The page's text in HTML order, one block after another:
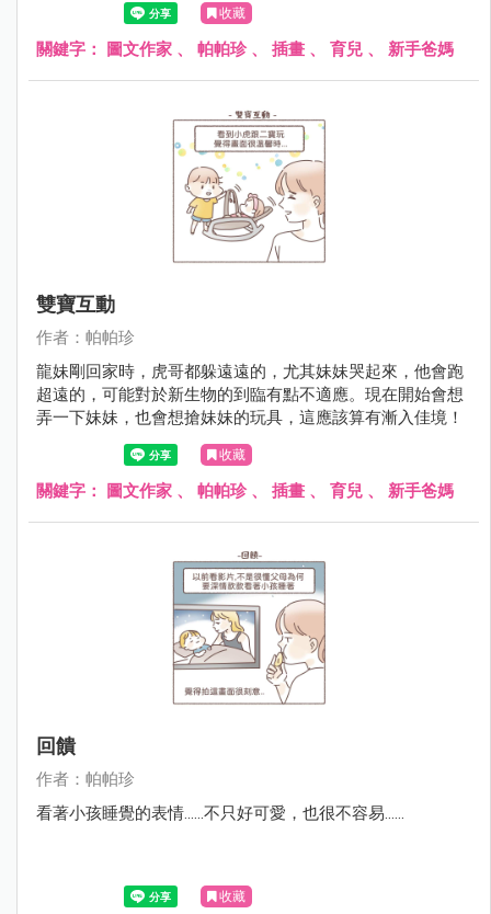
收藏
關鍵字： 圖文作家 、 帕帕珍、 插畫 、 育兒 、 新手爸媽
雙寶互動
作者：帕帕珍
龍妹剛回家時，虎哥都躲遠遠的，尤其妹妹哭起來，他會跑
超遠的，可能對於新生物的到臨有點不適應。現在開始會想
弄一下妹妹，也會想搶妹妹的玩具，這應該算有漸入佳境！
收藏
關鍵字： 圖文作家 、 帕帕珍、 插畫 、 育兒 、 新手爸媽
回饋
作者：帕帕珍
看著小孩睡覺的表情......不只好可愛，也很不容易......
收藏